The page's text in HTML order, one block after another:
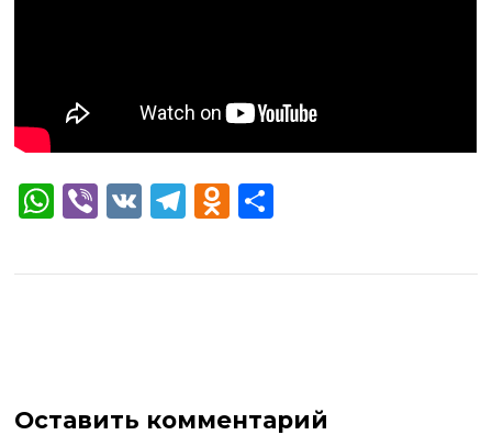
WhatsApp
Viber
VKTelegram
Odnoklassniki
Оставить комментарий